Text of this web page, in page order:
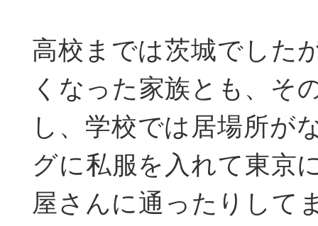
高校までは茨城でした
くなった家族とも、そ
し、学校では居場所が
グに私服を入れて東京
屋さんに通ったりして